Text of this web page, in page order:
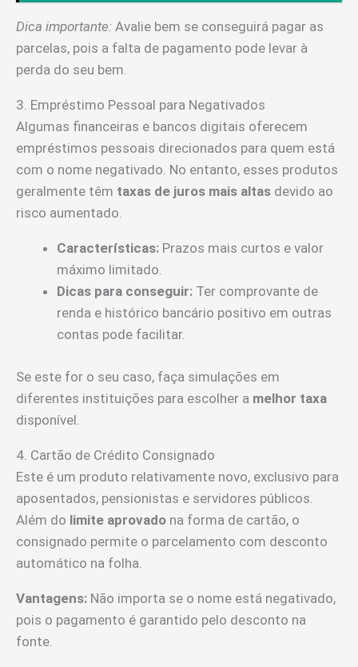
Dica importante: Avalie bem se conseguirá pagar as
parcelas, pois a falta de pagamento pode levar à
perda do seu bem.
3. Empréstimo Pessoal para Negativados
Algumas financeiras e bancos digitais oferecem
empréstimos pessoais direcionados para quem está
com o nome negativado. No entanto, esses produtos
geralmente têm taxas de juros mais altas devido ao
risco aumentado.
Características: Prazos mais curtos e valor
máximo limitado.
Dicas para conseguir: Ter comprovante de
renda e histórico bancário positivo em outras
contas pode facilitar.
Se este for o seu caso, faça simulações em
diferentes instituições para escolher a melhor taxa
disponível.
4. Cartão de Crédito Consignado
Este é um produto relativamente novo, exclusivo para
aposentados, pensionistas e servidores públicos.
Além do limite aprovado na forma de cartão, o
consignado permite o parcelamento com desconto
automático na folha.
Vantagens: Não importa se o nome está negativado,
pois o pagamento é garantido pelo desconto na
fonte.